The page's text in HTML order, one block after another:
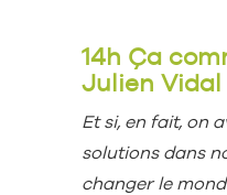
14h Ça
Julien Vidal
Et si, en fait, on
solutions dans
changer le